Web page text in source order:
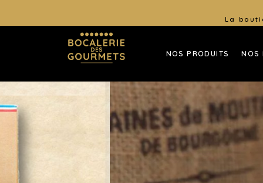
La
NOS PRODUITS NOS